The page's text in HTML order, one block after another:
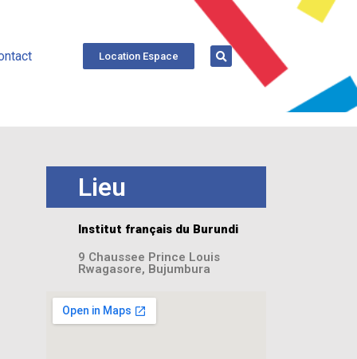
Location Espace
Lieu
Institut français du Burundi
9 Chaussee Prince Louis
Rwagasore, Bujumbura